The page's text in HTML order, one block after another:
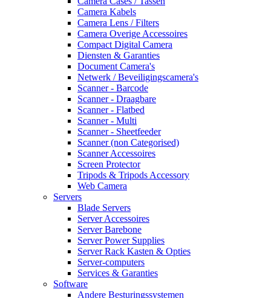
Camera Kabels
Camera Lens / Filters
Camera Overige Accessoires
Compact Digital Camera
Diensten & Garanties
Document Camera's
Netwerk / Beveiligingscamera's
Scanner - Barcode
Scanner - Draagbare
Scanner - Flatbed
Scanner - Multi
Scanner - Sheetfeeder
Scanner (non Categorised)
Scanner Accessoires
Screen Protector
Tripods & Tripods Accessory
Web Camera
Servers
Blade Servers
Server Accessoires
Server Barebone
Server Power Supplies
Server Rack Kasten & Opties
Server-computers
Services & Garanties
Software
Andere Besturingssystemen